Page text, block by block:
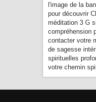
l'image de la
pour découvrir
méditation 3 G
compréhension
contacter votre
de sagesse
spirituelles
votre chemin